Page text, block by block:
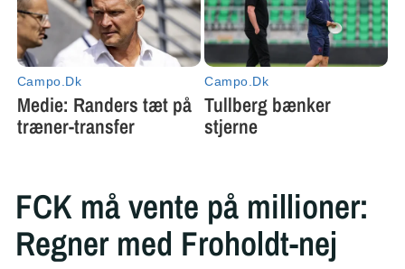
FCK må vente på millioner:
Regner med Froholdt-nej